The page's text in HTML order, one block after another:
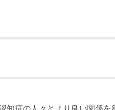
知症の人々とより良い関係を